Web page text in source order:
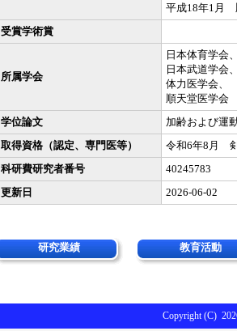
平成18年1月
受賞学術賞
所属学会
日本体育学会
日本武道学会
体力医学会、
順天堂医学会
学位論文
加齢および運
取得資格（認定、専門医等）
令和6年8月
科研費研究者番号
40245783
更新日
2026-06-02
研究業績 教育活動
Copyright (C)